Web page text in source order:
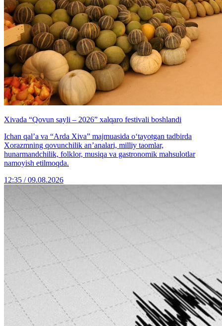
Xivada “Qovun sayli – 2026” xalqaro festivali boshlandi
Ichan qal’a va “Arda Xiva” majmuasida o‘tayotgan tadbirda
Xorazmning qovunchilik an’analari, milliy taomlar,
hunarmandchilik, folklor, musiqa va gastronomik mahsulotlar
namoyish etilmoqda.
12:35 / 09.08.2026